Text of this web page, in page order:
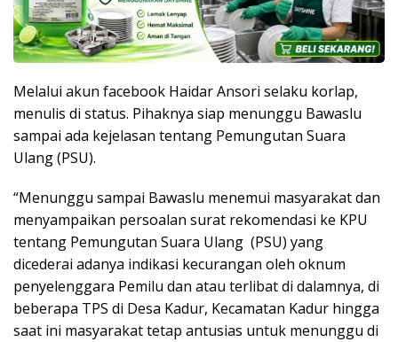
Melalui akun facebook Haidar Ansori selaku korlap,
menulis di status. Pihaknya siap menunggu Bawaslu
sampai ada kejelasan tentang Pemungutan Suara
Ulang (PSU).
“Menunggu sampai Bawaslu menemui masyarakat dan
menyampaikan persoalan surat rekomendasi ke KPU
tentang Pemungutan Suara Ulang (PSU) yang
dicederai adanya indikasi kecurangan oleh oknum
penyelenggara Pemilu dan atau terlibat di dalamnya, di
beberapa TPS di Desa Kadur, Kecamatan Kadur hingga
saat ini masyarakat tetap antusias untuk menunggu di